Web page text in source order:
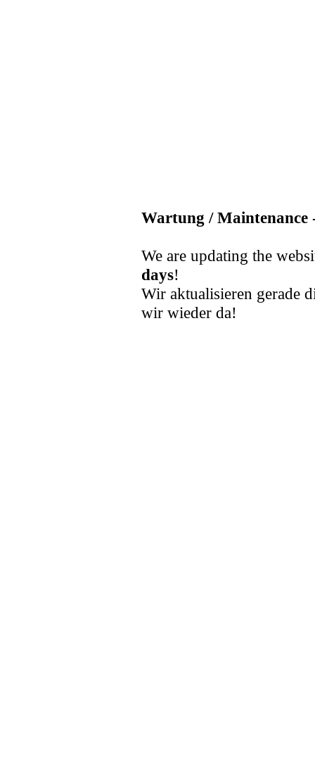
Wartung / Maintenance
We are updating the
days!
Wir aktualisieren gerade
wir wieder da!